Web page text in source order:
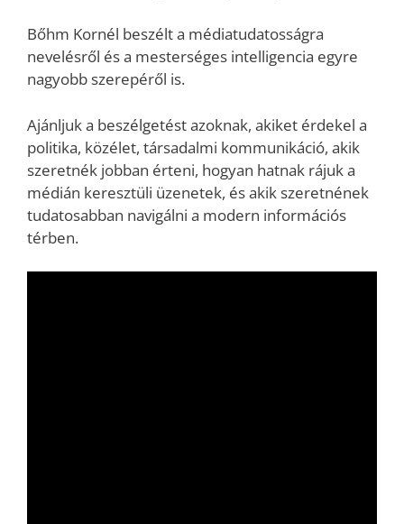
Bőhm Kornél beszélt a médiatudatosságra
nevelésről és a mesterséges intelligencia egyre
nagyobb szerepéről is.
Ajánljuk a beszélgetést azoknak, akiket érdekel a
politika, közélet, társadalmi kommunikáció, akik
szeretnék jobban érteni, hogyan hatnak rájuk a
médián keresztüli üzenetek, és akik szeretnének
tudatosabban navigálni a modern információs
térben.